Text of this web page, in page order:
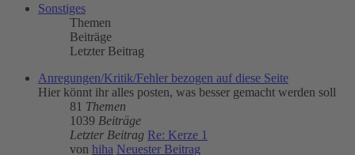
Sonstiges
Themen
Beiträge
Letzter Beitrag
Anregungen/Kritik/Fehler bezogen auf diese Seite
Hier könnt ihr alles posten, was besser gemacht werden soll
81 Themen
1039 Beiträge
Letzter Beitrag Re: Kerze 1
von hiha Neuester Beitrag